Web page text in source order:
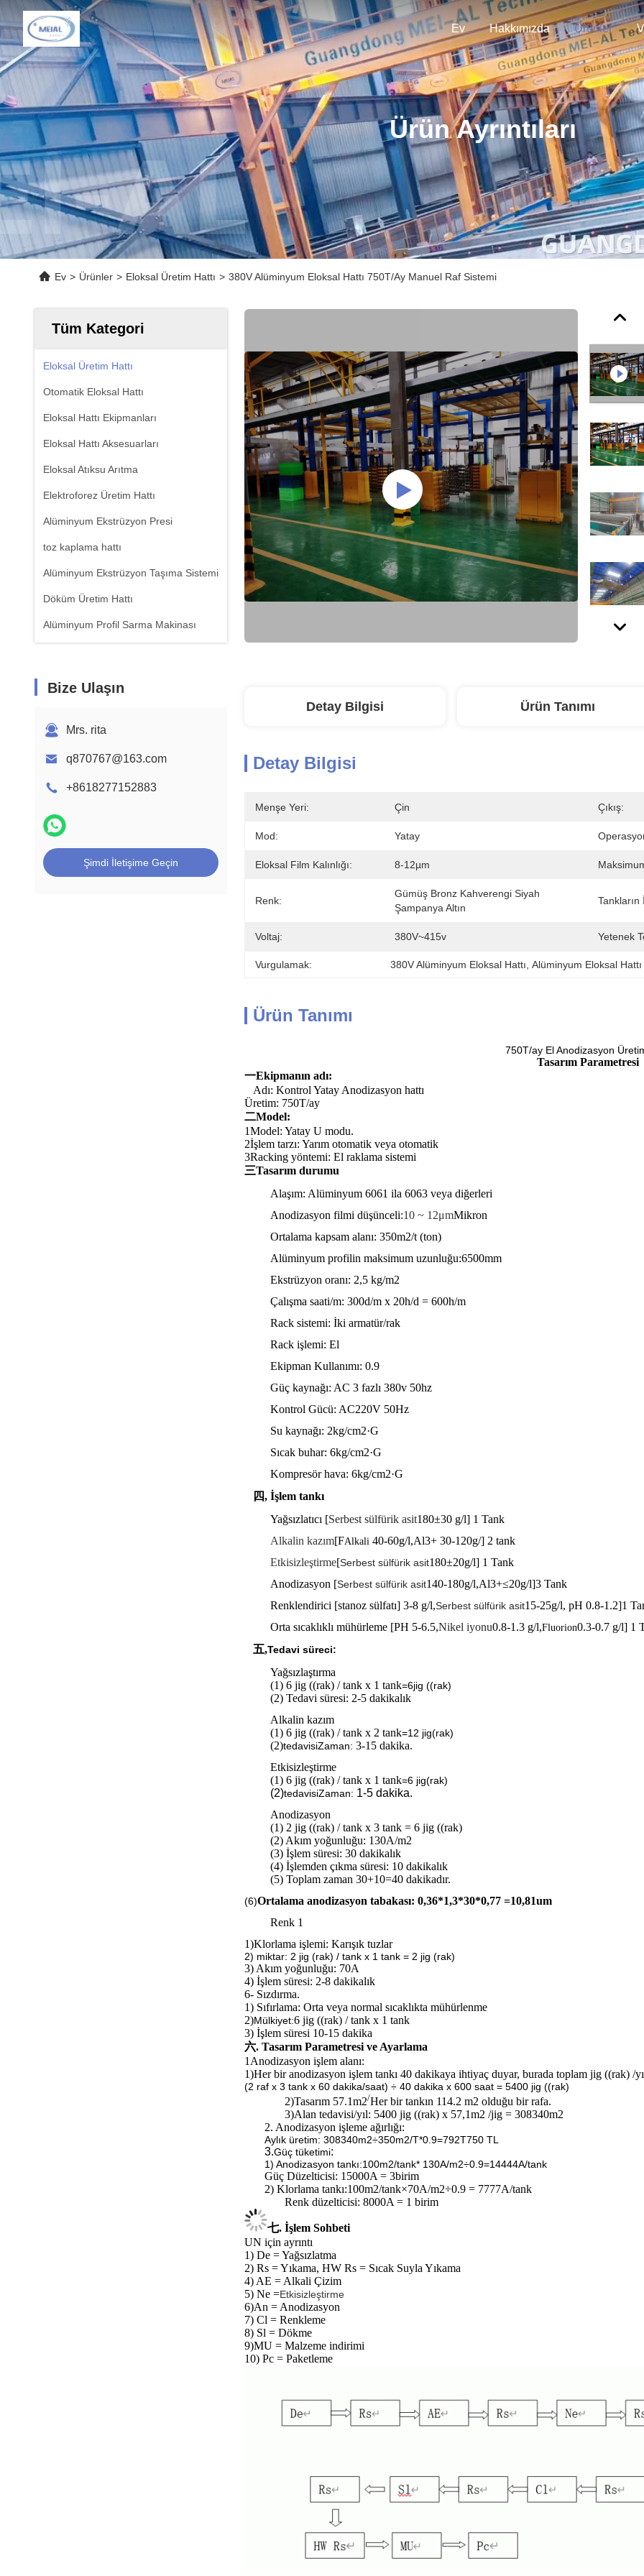
Ev Hakkımızda Ürünler
Ürün Ayrıntıları
Ev > Ürünler > Eloksal Üretim Hattı > 380V Alüminyum Eloksal Hattı 750T/Ay Manuel Raf Sistemi
Tüm Kategori
Eloksal Üretim Hattı
Otomatik Eloksal Hattı
Eloksal Hattı Ekipmanları
Eloksal Hattı Aksesuarları
Eloksal Atıksu Arıtma
Elektroforez Üretim Hattı
Alüminyum Ekstrüzyon Presi
toz kaplama hattı
Alüminyum Ekstrüzyon Taşıma Sistemi
Döküm Üretim Hattı
Alüminyum Profil Sarma Makinası
Bize Ulaşın
Mrs. rita
q870767@163.com
+8618277152883
Şimdi İletişime Geçin
Detay Bilgisi Ürün Tanımı
Detay Bilgisi
Menşe Yeri: Çin Çıkış:
Mod: Yatay
Eloksal Film Kalınlığı: 8-12µm
Renk:
Gümüş Bronz Kahverengi Siyah
Şampanya Altın
Voltaj: 380V~415v Yetenek
Vurgulamak: 380V Alüminyum Eloksal Hattı , Alüminyum Eloksal Hattı
Ürün Tanımı
750T/ay El Anodizasyon
Tasarım Parametresi
一Ekipmanın adı:
Adı: Kontrol Yatay Anodizasyon hattı
Üretim: 750T/ay
二Model:
1Model: Yatay U modu.
2İşlem tarzı: Yarım otomatik veya otomatik
3Racking yöntemi: El raklama sistemi
三Tasarım durumu
Alaşım: Alüminyum 6061 ila 6063 veya diğerleri
Anodizasyon filmi düşünceli:10 ~ 12μmMikron
Ortalama kapsam alanı: 350m2/t (ton)
Alüminyum profilin maksimum uzunluğu:6500mm
Ekstrüzyon oranı: 2,5 kg/m2
Çalışma saati/m: 300d/m x 20h/d = 600h/m
Rack sistemi: İki armatür/rak
Rack işlemi: El
Ekipman Kullanımı: 0.9
Güç kaynağı: AC 3 fazlı 380v 50hz
Kontrol Gücü: AC220V 50Hz
Su kaynağı: 2kg/cm2·G
Sıcak buhar: 6kg/cm2·G
Kompresör hava: 6kg/cm2·G
四, İşlem tankı
Yağsızlatıcı [Serbest sülfürik asit180±30 g/l] 1 Tank
Alkalin kazım[FAlkali 40-60g/l,Al3+ 30-120g/] 2 tank
Etkisizleştirme[Serbest sülfürik asit180±20g/l] 1 Tank
Anodizasyon [Serbest sülfürik asit140-180g/l,Al3+≤20g/l]3 Tank
Renklendirici [stanoz sülfatı] 3-8 g/l,Serbest sülfürik asit15-25g/l, pH 0.8-1.2]1
Orta sıcaklıklı mühürleme [PH 5-6.5,Nikel iyonu0.8-1.3 g/l,Fluorion0.3-0.7 g/l] 1
五,Tedavi süreci:
Yağsızlaştırma
(1) 6 jig ((rak) / tank x 1 tank=6jig ((rak)
(2) Tedavi süresi: 2-5 dakikalık
Alkalin kazım
(1) 6 jig ((rak) / tank x 2 tank=12 jig(rak)
(2)tedavisiZaman: 3-15 dakika.
Etkisizleştirme
(1) 6 jig ((rak) / tank x 1 tank=6 jig(rak)
(2)tedavisiZaman: 1-5 dakika.
Anodizasyon
(1) 2 jig ((rak) / tank x 3 tank = 6 jig ((rak)
(2) Akım yoğunluğu: 130A/m2
(3) İşlem süresi: 30 dakikalık
(4) İşlemden çıkma süresi: 10 dakikalık
(5) Toplam zaman 30+10=40 dakikadır.
(6)Ortalama anodizasyon tabakası: 0,36*1,3*30*0,77 =10,81um
Renk 1
1)Klorlama işlemi: Karışık tuzlar
2) miktar: 2 jig (rak) / tank x 1 tank = 2 jig (rak)
3) Akım yoğunluğu: 70A
4) İşlem süresi: 2-8 dakikalık
6- Sızdırma.
1) Sıfırlama: Orta veya normal sıcaklıkta mühürlenme
2)Mülkiyet:6 jig ((rak) / tank x 1 tank
3) İşlem süresi 10-15 dakika
六. Tasarım Parametresi ve Ayarlama
1Anodizasyon işlem alanı:
1)Her bir anodizasyon işlem tankı 40 dakikaya ihtiyaç duyar, burada toplam jig ((rak) /
(2 raf x 3 tank x 60 dakika/saat) ÷ 40 dakika x 600 saat = 5400 jig ((rak)
2)Tasarım 57.1m2/Her bir tankın 114.2 m2 olduğu bir rafa.
3)Alan tedavisi/yıl: 5400 jig ((rak) x 57,1m2 /jig = 308340m2
2. Anodizasyon işleme ağırlığı:
Aylık üretim: 308340m2÷350m2/T*0.9=792T750 TL
3.Güç tüketimi:
1) Anodizasyon tankı:100m2/tank* 130A/m2÷0.9=14444A/tank
Güç Düzelticisi: 15000A = 3birim
2) Klorlama tankı:100m2/tank×70A/m2÷0.9 = 7777A/tank
Renk düzelticisi: 8000A = 1 birim
七. İşlem Sohbeti
UN için ayrıntı
1) De = Yağsızlatma
2) Rs = Yıkama, HW Rs = Sıcak Suyla Yıkama
4) AE = Alkali Çizim
5) Ne =Etkisizleştirme
6)An = Anodizasyon
7) Cl = Renkleme
8) Sl = Dökme
9)MU = Malzeme indirimi
10) Pc = Paketleme